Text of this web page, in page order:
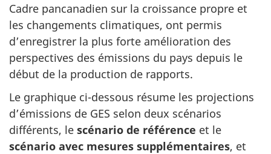
Cadre pancanadien sur la croissance propre et
les changements climatiques, ont permis
d’enregistrer la plus forte amélioration des
perspectives des émissions du pays depuis le
début de la production de rapports.
Le graphique ci-dessous résume les projections
d’émissions de GES selon deux scénarios
différents, le scénario de référence et le
scénario avec mesures supplémentaires, et